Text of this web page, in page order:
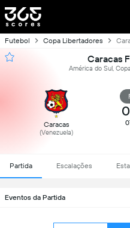
Futebol Copa Libertadores
Caracas
América do Sul,
Caracas
(Venezuela)
0
Partida Escalações
Eventos da Partida